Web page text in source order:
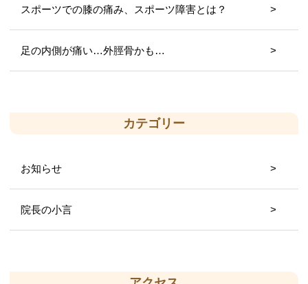
スポーツでの膝の痛み、スポーツ障害とは？
足の内側が痛い…外脛骨かも…
カテゴリー
お知らせ
院長の小言